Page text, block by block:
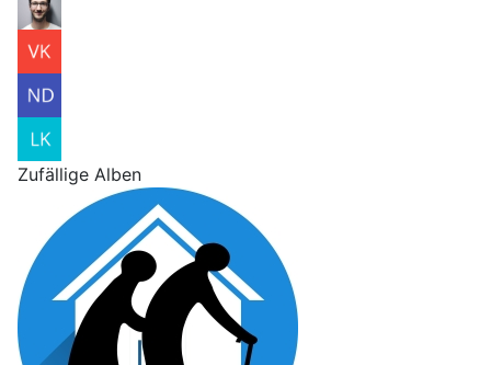
Zufällige Alben